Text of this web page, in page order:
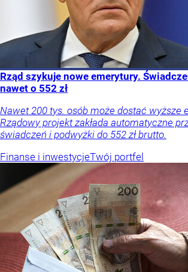
Rząd szykuje nowe emerytury.
nawet o 552 zł
Nawet 200 tys. osób może dostać wyższe
Rządowy projekt zakłada automatyczne
świadczeń i podwyżki do 552 zł brutto.
Finanse i inwestycjeTwój portfel